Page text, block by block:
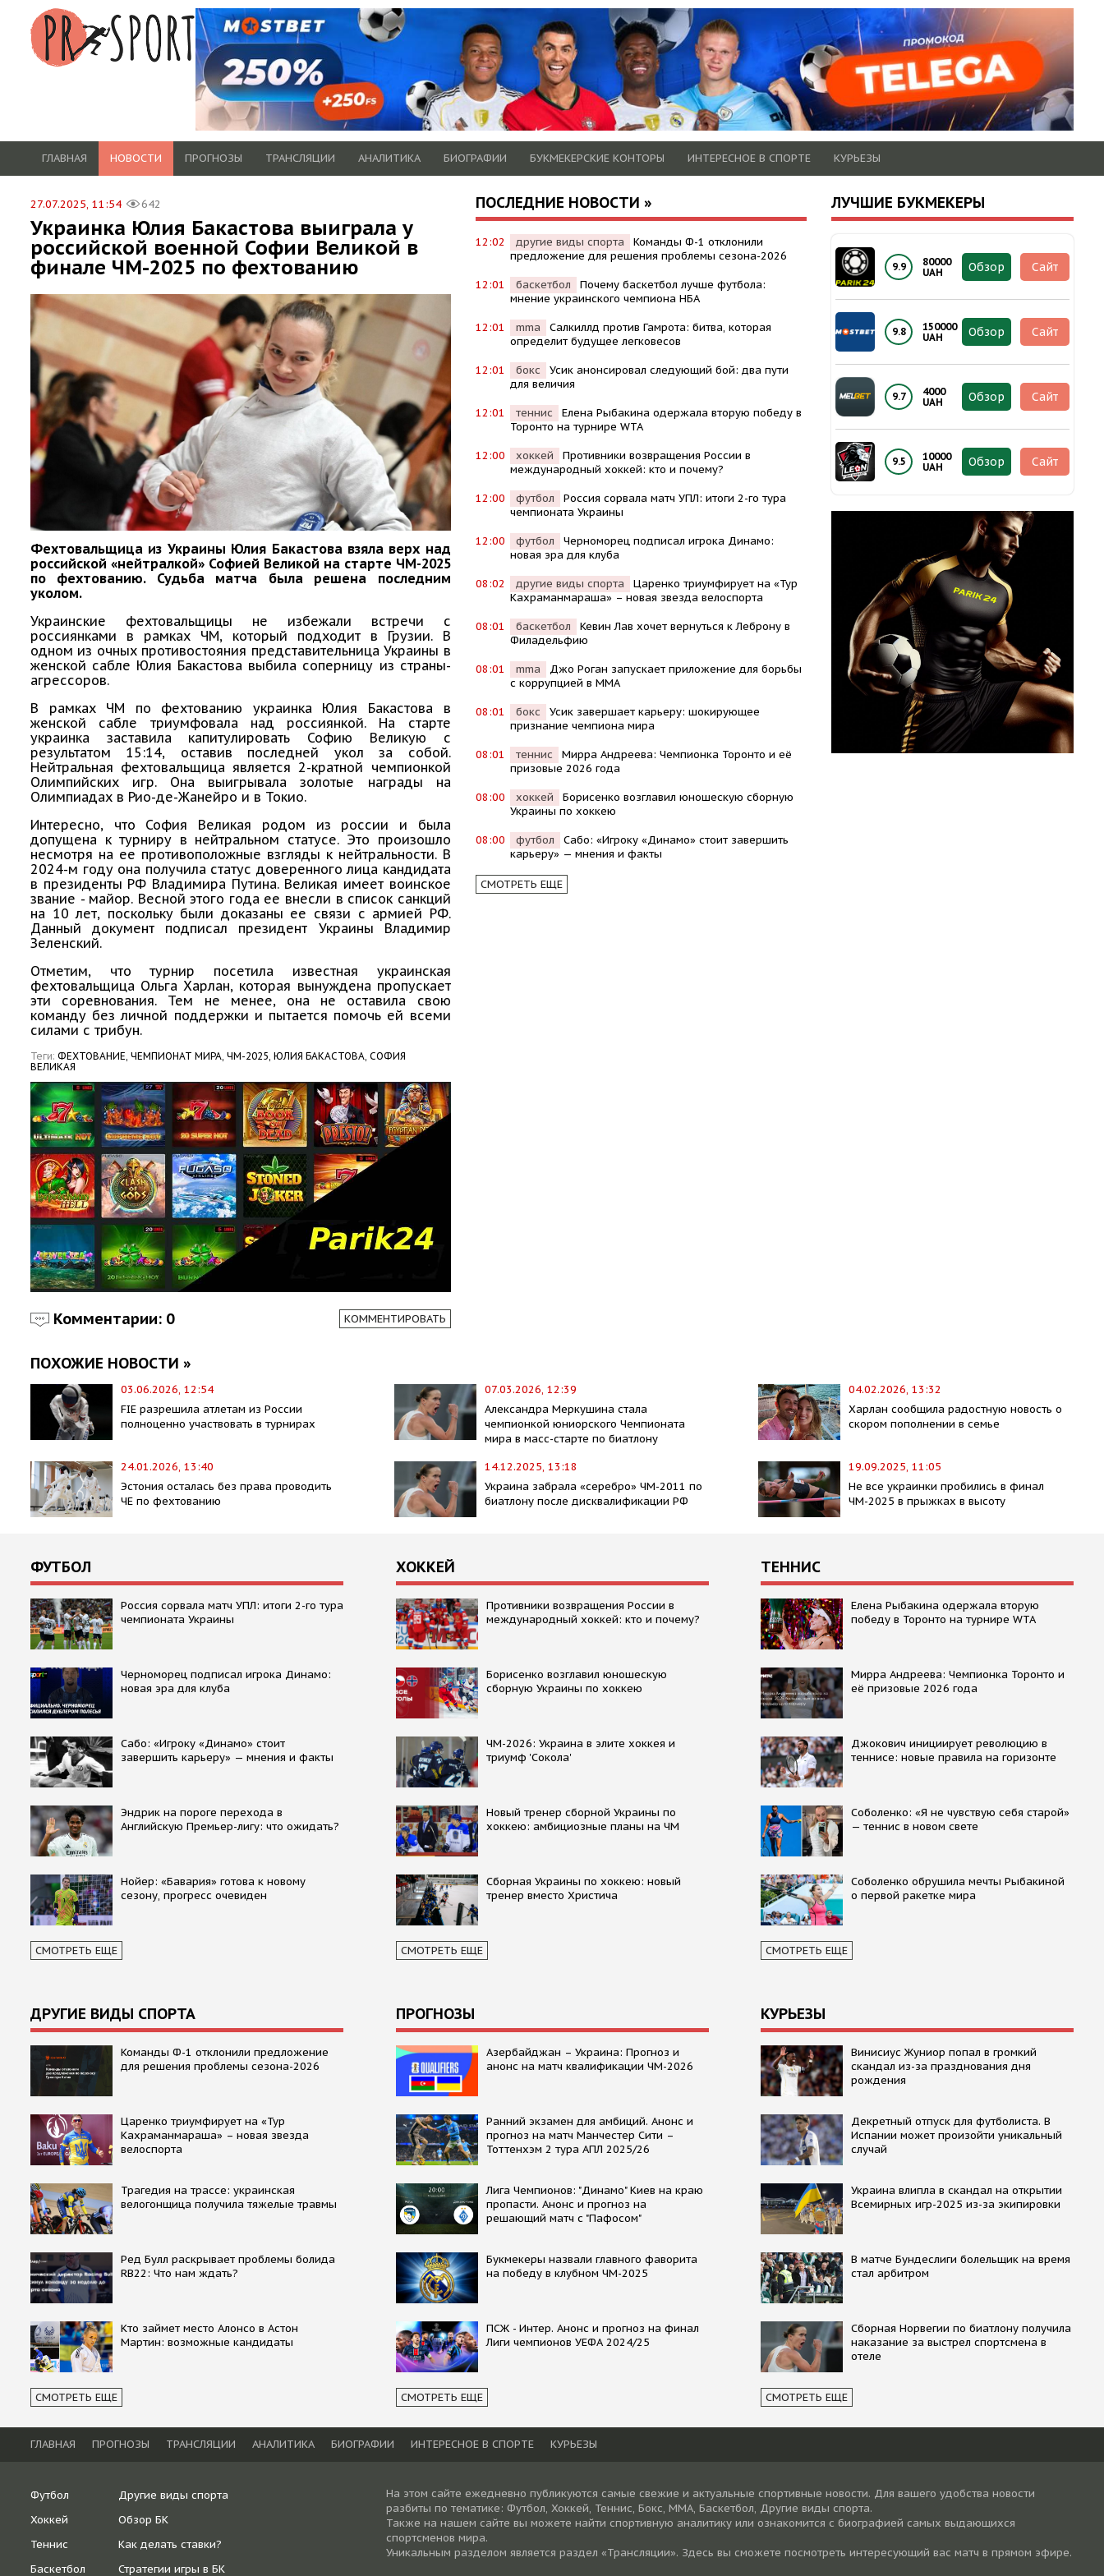
ГЛАВНАЯ НОВОСТИ ПРОГНОЗЫ ТРАНСЛЯЦИИ АНАЛИТИКА БИОГРАФИИ БУКМЕКЕРСКИЕ КОНТОРЫ ИНТЕРЕСНОЕ В СПОРТЕ КУРЬЕЗЫ
27.07.2025, 11:54 642
Украинка Юлия Бакастова выиграла у
российской военной Софии Великой в
финале ЧМ-2025 по фехтованию
Фехтовальщица из Украины Юлия Бакастова взяла верх над
российской «нейтралкой» Софией Великой на старте ЧМ-2025
по фехтованию. Судьба матча была решена последним
уколом.
Украинские фехтовальщицы не избежали встречи с
россиянками в рамках ЧМ, который подходит в Грузии. В
одном из очных противостояния представительница Украины в
женской сабле Юлия Бакастова выбила соперницу из страны-
агрессоров.
В рамках ЧМ по фехтованию украинка Юлия Бакастова в
женской сабле триумфовала над россиянкой. На старте
украинка заставила капитулировать Софию Великую с
результатом 15:14, оставив последней укол за собой.
Нейтральная фехтовальщица является 2-кратной чемпионкой
Олимпийских игр. Она выигрывала золотые награды на
Олимпиадах в Рио-де-Жанейро и в Токио.
Интересно, что София Великая родом из россии и была
допущена к турниру в нейтральном статусе. Это произошло
несмотря на ее противоположные взгляды к нейтральности. В
2024-м году она получила статус доверенного лица кандидата
в президенты РФ Владимира Путина. Великая имеет воинское
звание - майор. Весной этого года ее внесли в список санкций
на 10 лет, поскольку были доказаны ее связи с армией РФ.
Данный документ подписал президент Украины Владимир
Зеленский.
Отметим, что турнир посетила известная украинская
фехтовальщица Ольга Харлан, которая вынуждена пропускает
эти соревнования. Тем не менее, она не оставила свою
команду без личной поддержки и пытается помочь ей всеми
силами с трибун.
Теги: ФЕХТОВАНИЕ, ЧЕМПИОНАТ МИРА, ЧМ-2025, ЮЛИЯ БАКАСТОВА, СОФИЯ
ВЕЛИКАЯ
Комментарии: 0 КОММЕНТИРОВАТЬ
ПОСЛЕДНИЕ НОВОСТИ »
12:02 другие виды спорта
Команды Ф-1 отклонили
предложение для решения проблемы сезона-2026
12:01 баскетбол
Почему баскетбол лучше футбола:
мнение украинского чемпиона НБА
12:01 mma
Салкиллд против Гамрота: битва, которая
определит будущее легковесов
12:01 бокс
Усик анонсировал следующий бой: два пути
для величия
12:01 теннис
Елена Рыбакина одержала вторую победу в
Торонто на турнире WTA
12:00 хоккей
Противники возвращения России в
международный хоккей: кто и почему?
12:00 футбол
Россия сорвала матч УПЛ: итоги 2-го тура
чемпионата Украины
12:00 футбол
Черноморец подписал игрока Динамо:
новая эра для клуба
08:02 другие виды спорта
Царенко триумфирует на «Тур
Кахраманмараша» – новая звезда велоспорта
08:01 баскетбол
Кевин Лав хочет вернуться к Леброну в
Филадельфию
08:01 mma
Джо Роган запускает приложение для борьбы
с коррупцией в MMA
08:01 бокс
Усик завершает карьеру: шокирующее
признание чемпиона мира
08:01 теннис
Мирра Андреева: Чемпионка Торонто и её
призовые 2026 года
08:00 хоккей
Борисенко возглавил юношескую сборную
Украины по хоккею
08:00 футбол
Сабо: «Игроку «Динамо» стоит завершить
карьеру» — мнения и факты
СМОТРЕТЬ ЕЩЕ
ЛУЧШИЕ БУКМЕКЕРЫ
9.9
80000
UAH
Обзор Сайт
9.8
150000
UAH
Обзор Сайт
9.7
4000
UAH
Обзор Сайт
9.5
10000
UAH
Обзор Сайт
ПОХОЖИЕ НОВОСТИ »
03.06.2026, 12:54
FIE разрешила атлетам из России
полноценно участвовать в турнирах
07.03.2026, 12:39
Александра Меркушина стала
чемпионкой юниорского Чемпионата
мира в масс-старте по биатлону
04.02.2026, 13:32
Харлан сообщила радостную новость о
скором пополнении в семье
24.01.2026, 13:40
Эстония осталась без права проводить
ЧЕ по фехтованию
14.12.2025, 13:18
Украина забрала «серебро» ЧМ-2011 по
биатлону после дисквалификации РФ
19.09.2025, 11:05
Не все украинки пробились в финал
ЧМ-2025 в прыжках в высоту
ФУТБОЛ
Россия сорвала матч УПЛ: итоги 2-го тура
чемпионата Украины
Черноморец подписал игрока Динамо:
новая эра для клуба
Сабо: «Игроку «Динамо» стоит
завершить карьеру» — мнения и факты
Эндрик на пороге перехода в
Английскую Премьер-лигу: что ожидать?
Нойер: «Бавария» готова к новому
сезону, прогресс очевиден
СМОТРЕТЬ ЕЩЕ
ХОККЕЙ
Противники возвращения России в
международный хоккей: кто и почему?
Борисенко возглавил юношескую
сборную Украины по хоккею
ЧМ-2026: Украина в элите хоккея и
триумф 'Сокола'
Новый тренер сборной Украины по
хоккею: амбициозные планы на ЧМ
Сборная Украины по хоккею: новый
тренер вместо Христича
СМОТРЕТЬ ЕЩЕ
ТЕННИС
Елена Рыбакина одержала вторую
победу в Торонто на турнире WTA
Мирра Андреева: Чемпионка Торонто и
её призовые 2026 года
Джокович инициирует революцию в
теннисе: новые правила на горизонте
Соболенко: «Я не чувствую себя старой»
— теннис в новом свете
Соболенко обрушила мечты Рыбакиной
о первой ракетке мира
СМОТРЕТЬ ЕЩЕ
ДРУГИЕ ВИДЫ СПОРТА
Команды Ф-1 отклонили предложение
для решения проблемы сезона-2026
Царенко триумфирует на «Тур
Кахраманмараша» – новая звезда
велоспорта
Трагедия на трассе: украинская
велогонщица получила тяжелые травмы
Ред Булл раскрывает проблемы болида
RB22: Что нам ждать?
Кто займет место Алонсо в Астон
Мартин: возможные кандидаты
СМОТРЕТЬ ЕЩЕ
ПРОГНОЗЫ
Азербайджан – Украина: Прогноз и
анонс на матч квалификации ЧМ-2026
Ранний экзамен для амбиций. Анонс и
прогноз на матч Манчестер Сити –
Тоттенхэм 2 тура АПЛ 2025/26
Лига Чемпионов: "Динамо" Киев на краю
пропасти. Анонс и прогноз на
решающий матч с "Пафосом"
Букмекеры назвали главного фаворита
на победу в клубном ЧМ-2025
ПСЖ - Интер. Анонс и прогноз на финал
Лиги чемпионов УЕФА 2024/25
СМОТРЕТЬ ЕЩЕ
КУРЬЕЗЫ
Винисиус Жуниор попал в громкий
скандал из-за празднования дня
рождения
Декретный отпуск для футболиста. В
Испании может произойти уникальный
случай
Украина влипла в скандал на открытии
Всемирных игр-2025 из-за экипировки
В матче Бундеслиги болельщик на время
стал арбитром
Сборная Норвегии по биатлону получила
наказание за выстрел спортсмена в
отеле
СМОТРЕТЬ ЕЩЕ
ГЛАВНАЯ ПРОГНОЗЫ ТРАНСЛЯЦИИ АНАЛИТИКА БИОГРАФИИ ИНТЕРЕСНОЕ В СПОРТЕ КУРЬЕЗЫ
Футбол
Хоккей
Теннис
Баскетбол
Другие виды спорта
Обзор БК
Как делать ставки?
Стратегии игры в БК
На этом сайте ежедневно публикуются самые свежие и актуальные спортивные новости. Для вашего удобства новости
разбиты по тематике: Футбол, Хоккей, Теннис, Бокс, ММА, Баскетбол, Другие виды спорта.
Также на нашем сайте вы можете найти спортивную аналитику или ознакомится с биографией самых выдающихся
спортсменов мира.
Уникальным разделом является раздел «Трансляции». Здесь вы сможете посмотреть интересующий вас матч в прямом эфире.